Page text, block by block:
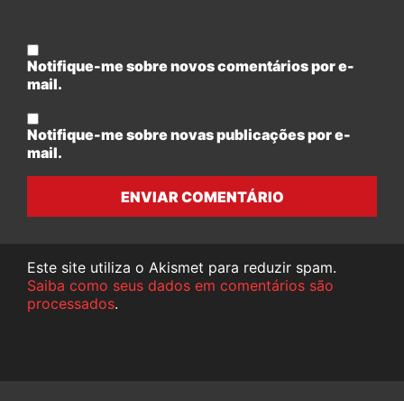
Notifique-me sobre novos comentários por e-
mail.
Notifique-me sobre novas publicações por e-
mail.
ENVIAR COMENTÁRIO
Este site utiliza o Akismet para reduzir spam.
Saiba como seus dados em comentários são
processados.